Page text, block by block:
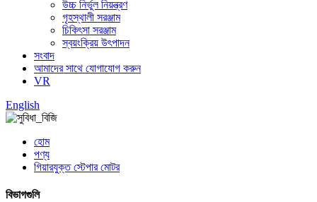
উচ্চ নির্ভুল নিয়ন্ত্রণ
গৃহস্থালী সরঞ্জাম
চিকিৎসা সরঞ্জাম
স্বয়ংক্রিয় উৎপাদন
সংবাদ
আমাদের সাথে যোগাযোগ করুন
VR
English
হোম
পণ্য
গিয়ারযুক্ত স্টেপার মোটর
বিভাগগুলি